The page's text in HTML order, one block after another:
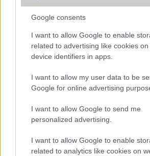
Google consents
I want to allow Google to enable
related to advertising like cookies
device identifiers in apps.
I want to allow my user data to be
Google for online advertising
I want to allow Google to send me
personalized advertising.
I want to allow Google to enable
related to analytics like cookies on
ZTE
Mennyibe kerül
Keressen a telefonboltok ajánlatai között!